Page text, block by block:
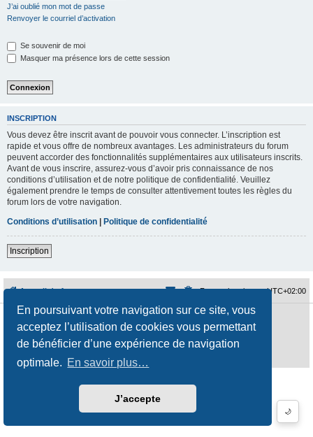
En poursuivant votre navigation sur ce site, vous
acceptez l’utilisation de cookies vous permettant
de bénéficier d’une expérience de navigation
optimale. En savoir plus…
J’accepte
🌙
J’ai oublié mon mot de passe
Renvoyer le courriel d’activation
Se souvenir de moi
Masquer ma présence lors de cette session
INSCRIPTION
Vous devez être inscrit avant de pouvoir vous connecter. L’inscription est
rapide et vous offre de nombreux avantages. Les administrateurs du forum
peuvent accorder des fonctionnalités supplémentaires aux utilisateurs inscrits.
Avant de vous inscrire, assurez-vous d’avoir pris connaissance de nos
conditions d’utilisation et de notre politique de confidentialité. Veuillez
également prendre le temps de consulter attentivement toutes les règles du
forum lors de votre navigation.
Conditions d’utilisation | Politique de confidentialité
Inscription
Accueil du forum Fuseau horaire surUTC+02:00
Développé par phpBB ® Forum Software © phpBB Limited
Traduction française officielle©Qiaeru
Stylejeremiemeunierpar ©Fred Rimbert